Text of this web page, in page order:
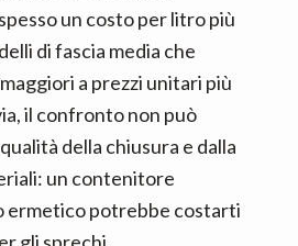
un costo per litro più
di fascia media che
a prezzi unitari più
il confronto non può
della chiusura e dalla
un contenitore
ermetico potrebbe costarti
gli sprechi.